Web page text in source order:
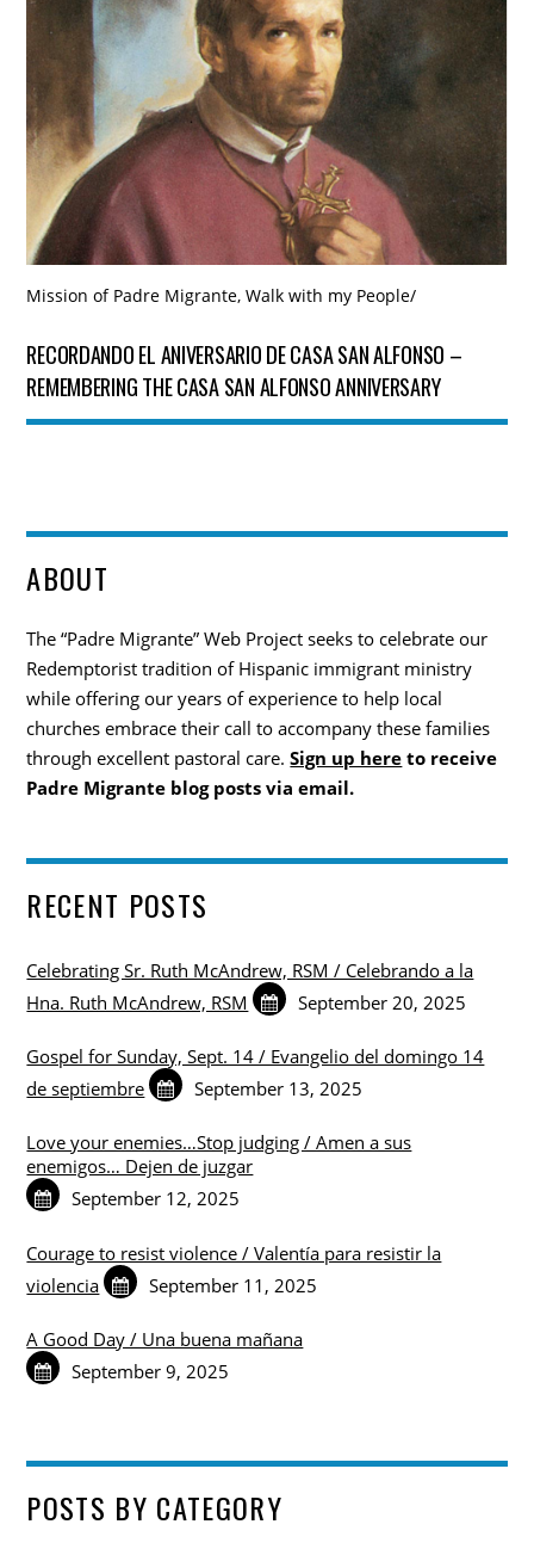
Mission of Padre Migrante,Walk with my People/
RECORDANDO EL ANIVERSARIO DE CASA SAN ALFONSO –
REMEMBERING THE CASA SAN ALFONSO ANNIVERSARY
ABOUT
The “Padre Migrante” Web Project seeks to celebrate our
Redemptorist tradition of Hispanic immigrant ministry
while offering our years of experience to help local
churches embrace their call to accompany these families
through excellent pastoral care. Sign up here to receive
Padre Migrante blog posts via email.
RECENT POSTS
Celebrating Sr. Ruth McAndrew, RSM / Celebrando a la
Hna. Ruth McAndrew, RSM
September 20, 2025
Gospel for Sunday, Sept. 14 / Evangelio del domingo 14
de septiembre
September 13, 2025
Love your enemies…Stop judging / Amen a sus
enemigos… Dejen de juzgar
September 12, 2025
Courage to resist violence / Valentía para resistir la
violencia
September 11, 2025
A Good Day / Una buena mañana
September 9, 2025
POSTS BY CATEGORY